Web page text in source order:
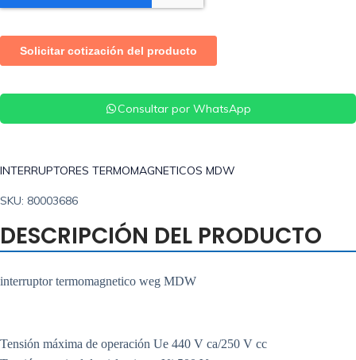
Consultar por WhatsApp
INTERRUPTORES TERMOMAGNETICOS MDW
SKU: 80003686
DESCRIPCIÓN DEL PRODUCTO
interruptor termomagnetico weg MDW
Tensión máxima de operación Ue 440 V ca/250 V cc